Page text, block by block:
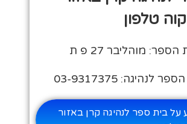
טלפון
מוהליבר 27 פ ת
03-9317375
בית ספר לנהיגה קרן באזור